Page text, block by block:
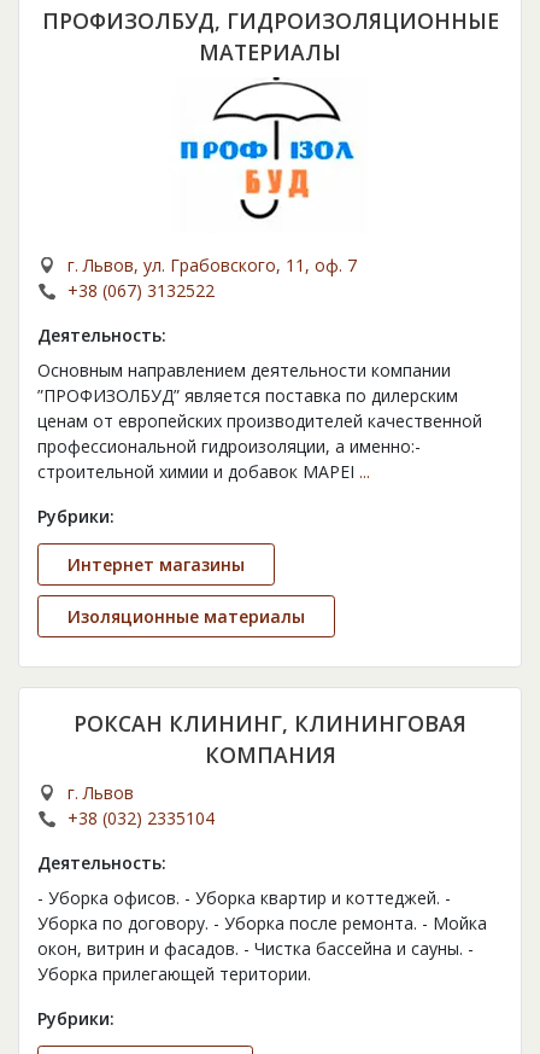
ПРОФИЗОЛБУД, ГИДРОИЗОЛЯЦИОННЫЕ
МАТЕРИАЛЫ
г. Львов, ул. Грабовского, 11, оф. 7
+38 (067) 3132522
Деятельность:
Основным направлением деятельности компании
”ПРОФИЗОЛБУД” является поставка по дилерским
ценам от европейских производителей качественной
профессиональной гидроизоляции, а именно:-
строительной химии и добавок MAPEI ...
Рубрики:
Интернет магазины
Изоляционные материалы
РОКСАН КЛИНИНГ, КЛИНИНГОВАЯ
КОМПАНИЯ
г. Львов
+38 (032) 2335104
Деятельность:
- Уборка офисов. - Уборка квартир и коттеджей. -
Уборка по договору. - Уборка после ремонта. - Мойка
окон, витрин и фасадов. - Чистка бассейна и сауны. -
Уборка прилегающей територии.
Рубрики: